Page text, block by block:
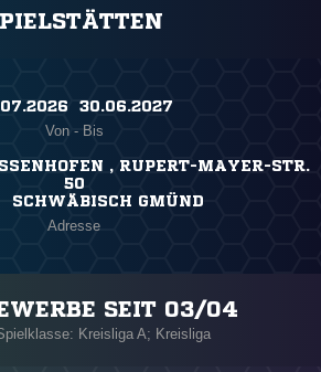
30.06.2027
Von - Bis
, RUPERT-MAYER-STR.
50
GMÜND
Adresse
SEIT 03/04
Kreisliga A; Kreisliga